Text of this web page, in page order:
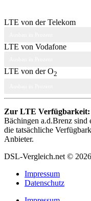
LTE von der Telekom
LTE von Vodafone
LTE von der O2
Zur LTE Verfügbarkeit:
Bächingen a.d.Brenz
die tatsächliche
Anbieter.
DSL-Vergleich.net © 2026
Impressum
Datenschutz